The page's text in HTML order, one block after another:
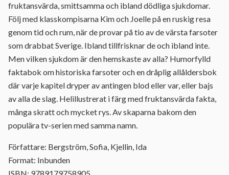
fruktansvärda, smittsamma och ibland dödliga sjukdomar.
Följ med klasskompisarna Kim och Joelle på en ruskig resa
genom tid och rum, när de provar på tio av de värsta farsoter
som drabbat Sverige. Ibland tillfrisknar de och ibland inte.
Men vilken sjukdom är den hemskaste av alla? Humorfylld
faktabok om historiska farsoter och en dråplig allåldersbok
där varje kapitel dryper av antingen blod eller var, eller bajs
av alla de slag. Helillustrerat i färg med fruktansvärda fakta,
många skratt och mycket rys. Av skaparna bakom den
populära tv-serien med samma namn.
Författare: Bergström, Sofia, Kjellin, Ida
Format: Inbunden